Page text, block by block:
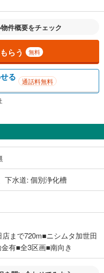
件概要をチェック
らう 無料
る 通話料無料
下水道: 個別浄化槽
まで720m■ニシムタ加世田
有■全3区画■南向き